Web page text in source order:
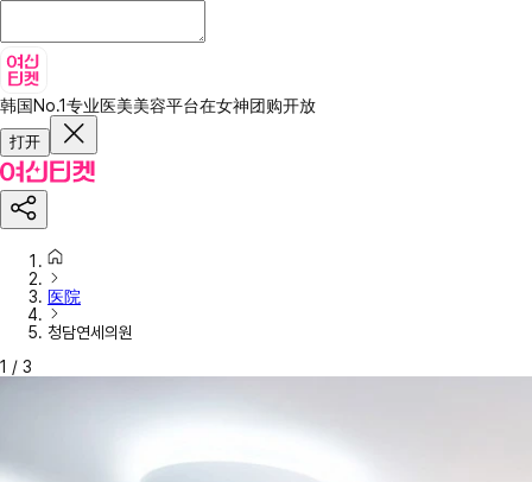
韩国No.1专业医美美容平台在女神团购开放
打开
医院
청담연세의원
1 / 3